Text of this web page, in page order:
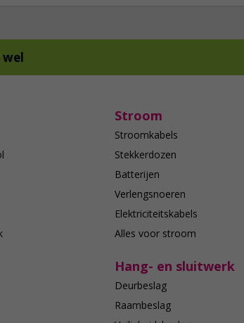
wel
Stroom
Stroomkabels
Stekkerdozen
Batterijen
Verlengsnoeren
Elektriciteitskabels
Alles voor stroom
Hang- en sluitwerk
Deurbeslag
Raambeslag